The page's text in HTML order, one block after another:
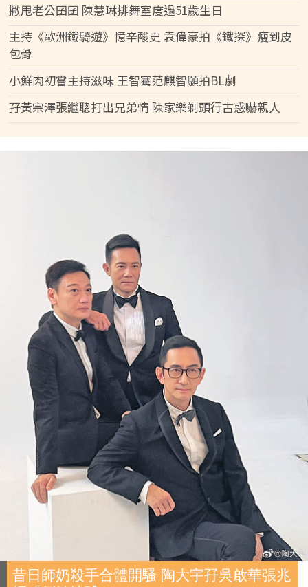
撇甩老公囝囝 陳慧琳排舞室度過51歲生日
主持《歐洲鐵騎遊》憶辛酸史 袁偉豪拍《鐵探》瘦到皮
包骨
小鮮肉初嘗主持滋味 王智騫范麒智願拍BL劇
孖黃宗澤張繼聰打出兄弟情 陳家樂剃頭行古惑嚇親人
昔日師奶殺手合體開騷 陶大宇孖吳啟華張兆